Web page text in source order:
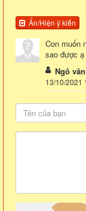
Ẩn/Hiện ý kiến
Con muốn
sao được ạ
Ngô
13/10/2021